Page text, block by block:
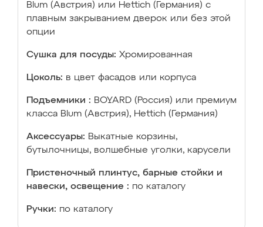
Blum (Австрия) или Hettich (Германия) с
плавным закрыванием дверок или без этой
опции
Сушка для посуды: Хромированная
Цоколь: в цвет фасадов или корпуса
Подъемники : BOYARD (Россия) или премиум
класса Blum (Австрия), Hettich (Германия)
Аксессуары: Выкатные корзины,
бутылочницы, волшебные уголки, карусели
Пристеночный плинтус, барные стойки и
навески, освещение : по каталогу
Ручки: по каталогу